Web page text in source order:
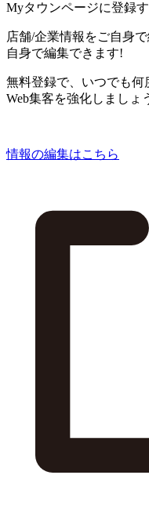
Myタウンページに登録
店舗/企業情報をご自身
自身で編集できます!
無料登録で、いつでも何
Web集客を強化しましょ
情報の編集はこちら